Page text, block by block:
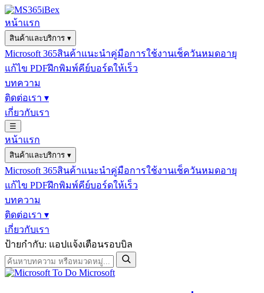
หน้าแรก
สินค้าและบริการ ▾
Microsoft 365สินค้าแนะนำคู่มือการใช้งานเช็ควันหมดอายุ
แก้ไข PDFฝึกพิมพ์คีย์บอร์ดให้เร็ว
บทความ
ติดต่อเรา ▾
เกี่ยวกับเรา
☰
หน้าแรก
สินค้าและบริการ ▾
Microsoft 365สินค้าแนะนำคู่มือการใช้งานเช็ควันหมดอายุ
แก้ไข PDFฝึกพิมพ์คีย์บอร์ดให้เร็ว
บทความ
ติดต่อเรา ▾
เกี่ยวกับเรา
ป้ายกำกับ: แอปแจ้งเตือนรอบบิล
Microsoft